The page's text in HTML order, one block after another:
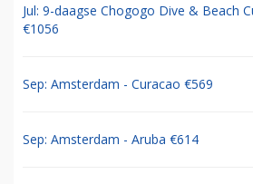
Jul: 9-daagse Chogogo Dive & Beach
€1056
Sep: Amsterdam - Curacao €569
Sep: Amsterdam - Aruba €614